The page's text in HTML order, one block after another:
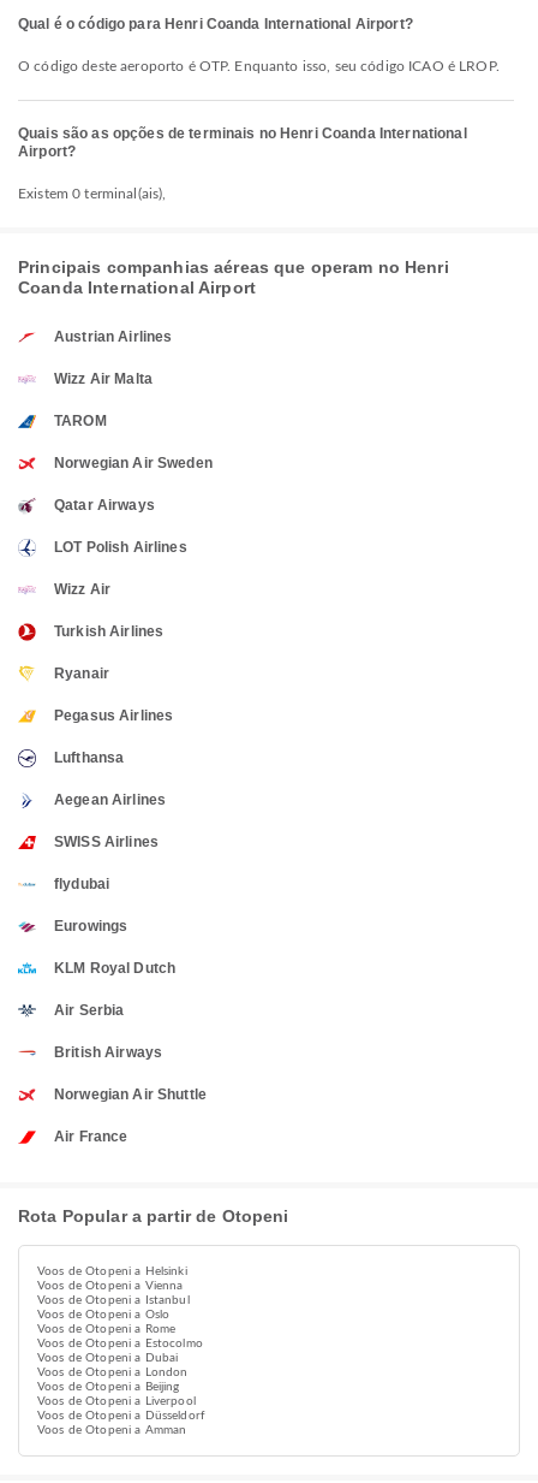
Qual é o código para Henri Coanda International Airport?
O código deste aeroporto é OTP. Enquanto isso, seu código ICAO é LROP.
Quais são as opções de terminais no Henri Coanda International
Airport?
Existem 0 terminal(ais),
Principais companhias aéreas que operam no Henri
Coanda International Airport
Austrian Airlines
Wizz Air Malta
TAROM
Norwegian Air Sweden
Qatar Airways
LOT Polish Airlines
Wizz Air
Turkish Airlines
Ryanair
Pegasus Airlines
Lufthansa
Aegean Airlines
SWISS Airlines
flydubai
Eurowings
KLM Royal Dutch
Air Serbia
British Airways
Norwegian Air Shuttle
Air France
Rota Popular a partir de Otopeni
Voos de Otopeni a Helsinki
Voos de Otopeni a Vienna
Voos de Otopeni a Istanbul
Voos de Otopeni a Oslo
Voos de Otopeni a Rome
Voos de Otopeni a Estocolmo
Voos de Otopeni a Dubai
Voos de Otopeni a London
Voos de Otopeni a Beijing
Voos de Otopeni a Liverpool
Voos de Otopeni a Düsseldorf
Voos de Otopeni a Amman